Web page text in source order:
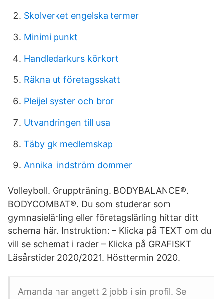
Skolverket engelska termer
Minimi punkt
Handledarkurs körkort
Räkna ut företagsskatt
Pleijel syster och bror
Utvandringen till usa
Täby gk medlemskap
Annika lindström dommer
Volleyboll. Gruppträning. BODYBALANCE®.
BODYCOMBAT®. Du som studerar som
gymnasielärling eller företagslärling hittar ditt
schema här. Instruktion: – Klicka på TEXT om du
vill se schemat i rader – Klicka på GRAFISKT
Läsårstider 2020/2021. Hösttermin 2020.
Amanda har angett 2 jobb i sin profil. Se